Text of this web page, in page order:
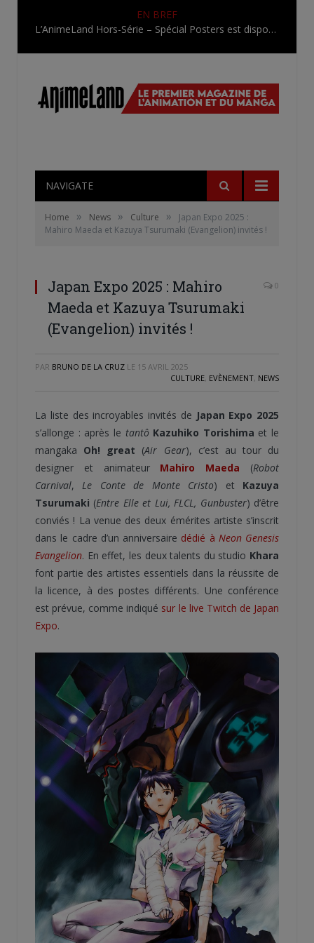
EN BREF
L’AnimeLand Hors-Série – Spécial Posters est disponible !
NAVIGATE
Home » News » Culture »
Japan Expo 2025 :
Mahiro Maeda et Kazuya Tsurumaki (Evangelion) invités !
Japan Expo 2025 : Mahiro
Maeda et Kazuya Tsurumaki
(Evangelion) invités !
0
PAR BRUNO DE LA CRUZ LE 15 AVRIL 2025
CULTURE, EVÈNEMENT, NEWS
La liste des incroyables invités de Japan Expo 2025
s’allonge : après le tantô Kazuhiko Torishima et le
mangaka Oh! great (Air Gear), c’est au tour du
designer et animateur Mahiro Maeda (Robot
Carnival,Le Conte de Monte Cristo) et Kazuya
Tsurumaki (Entre Elle et Lui, FLCL, Gunbuster) d’être
conviés ! La venue des deux émérites artiste s’inscrit
dans le cadre d’un anniversaire dédié à Neon Genesis
Evangelion. En effet, les deux talents du studio Khara
font partie des artistes essentiels dans la réussite de
la licence, à des postes différents. Une conférence
est prévue, comme indiqué sur le live Twitch de Japan
Expo.